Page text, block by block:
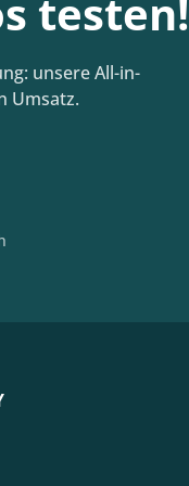
testen!
unsere All-in-
Umsatz.